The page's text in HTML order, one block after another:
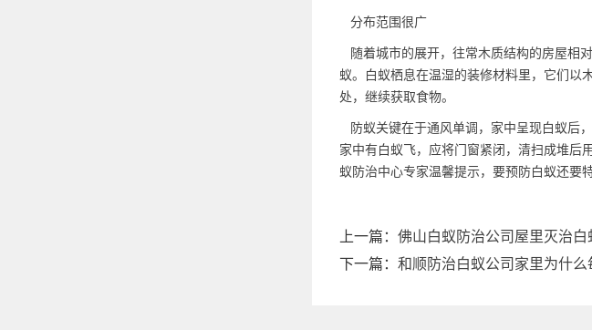
分布范围很广
随着城市的展开，往常木质结构的房屋相
蚁。白蚁栖息在温湿的装修材料里，它们以
处，继续获取食物。
防蚁关键在于通风单调，家中呈现白蚁后
家中有白蚁飞，应将门窗紧闭，清扫成堆后
蚁防治中心专家温馨提示，要预防白蚁还要
上一篇： 佛山白蚁防治公司屋里灭治白
下一篇： 和顺防治白蚁公司家里为什么